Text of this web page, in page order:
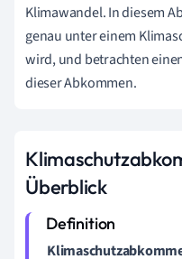
Klimawandel. In diesem
genau unter einem
wird, und betrachten
dieser Abkommen.
Überblick